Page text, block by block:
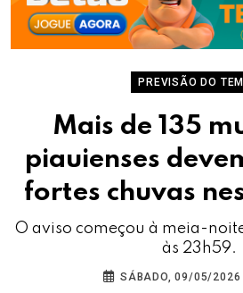
PREVISÃO DO
Mais de 135
piauienses
fortes chuvas
O aviso começou à meia-
às 23h59.
SÁBADO, 09/05/2026